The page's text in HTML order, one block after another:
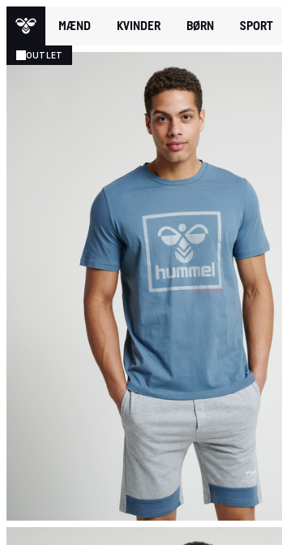
MÆND KVINDER BØRN SPORT
OUTLET